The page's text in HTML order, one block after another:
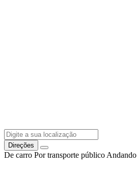
Direções
De carro Por transporte público Andando